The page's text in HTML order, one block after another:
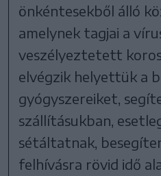
önkéntesekből álló
amelynek tagjai a
veszélyeztetett
elvégzik helyettük a
gyógyszereiket,
szállításukban,
sétáltatnak,
felhívásra rövid idő